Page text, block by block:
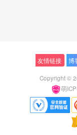
友情链接 博
Copyright ©
萌